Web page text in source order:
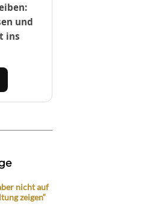
und
ins
nicht auf
zeigen“